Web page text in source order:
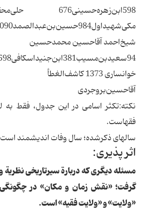
مکی‌شهیداول‌‌984حسین‌بن‌عبدالصمد‌‌1090محقق‌سبزواری‌‌1281شیخ‌مرتضی‌انصاری‌‌1371ابوالقاسم‌کاشانی‌‌حسینعلی‌منتظری‌
‌‌شیخ‌احمد‌ آقاحسین‌ محمدحسین‌
خوانساری‌ ‌1373 کاشف‌الغطأ ‌
‌‌آقاحسین‌بروجردی‌‌
نکته:تکثر اسامی‌ در این‌ جدول، فقط‌ به‌
فقهاست.
سالهای‌ ذکرشده؛ سال‌ وفات‌ اندیشمند
‌‌اثر پذیری:
مسئله‌ دیگری‌ که‌ دربارة‌ سیرتاریخی‌ نظریة‌
گرفت؛ «نقش‌ زمان‌ و مکان» در چگونگی‌
«ولایت» و «ولایت‌ فقیه» است.